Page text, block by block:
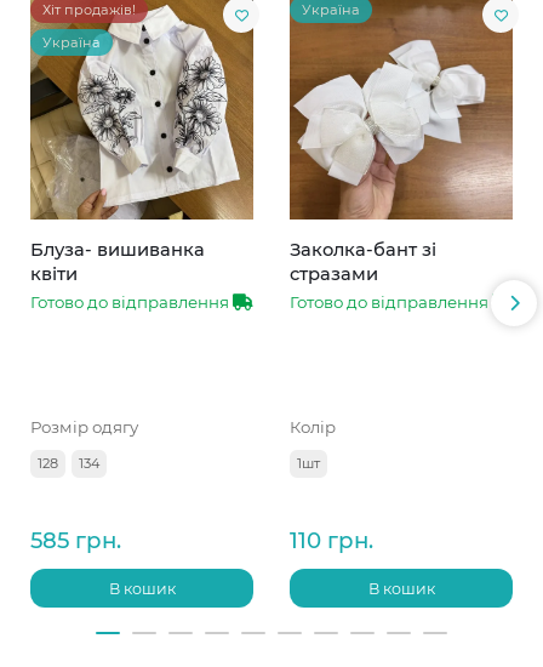
Хіт продажів!
Україна
Блуза- вишиванка
квіти
Готово до відправлення
Розмір одягу
128 134
585 грн.
В кошик
Україна
Заколка-бант зі
стразами
Готово до відправлення
Колір
1шт
110 грн.
В кошик